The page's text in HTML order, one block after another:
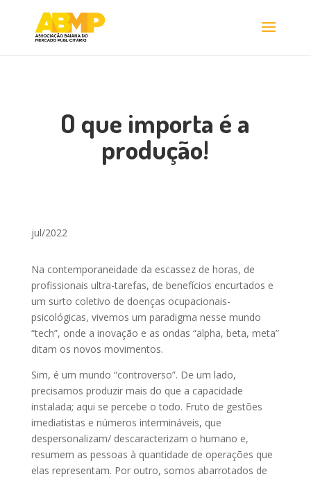
O que importa é a
produção!
jul/2022
Na contemporaneidade da escassez de horas, de
profissionais ultra-tarefas, de benefícios encurtados e
um surto coletivo de doenças ocupacionais-
psicológicas, vivemos um paradigma nesse mundo
“tech”, onde a inovação e as ondas “alpha, beta, meta”
ditam os novos movimentos.
Sim, é um mundo “controverso”. De um lado,
precisamos produzir mais do que a capacidade
instalada; aqui se percebe o todo. Fruto de gestões
imediatistas e números intermináveis, que
despersonalizam/ descaracterizam o humano e,
resumem as pessoas à quantidade de operações que
elas representam. Por outro, somos abarrotados de